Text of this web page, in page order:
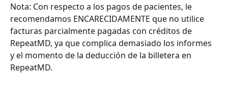
Nota: Con respecto a los pagos de pacientes, le
recomendamos ENCARECIDAMENTE que no utilice
facturas parcialmente pagadas con créditos de
RepeatMD, ya que complica demasiado los informes
y el momento de la deducción de la billetera en
RepeatMD.